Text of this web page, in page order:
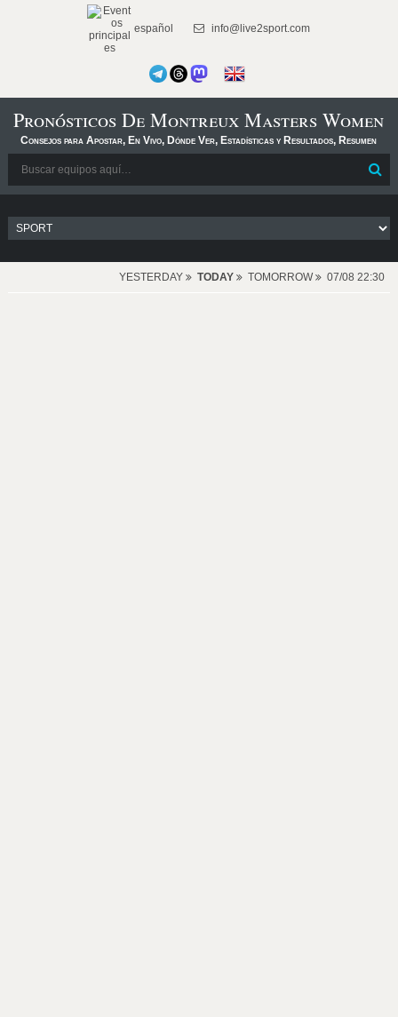
español info@live2sport.com
Pronósticos De Montreux Masters Women
Consejos para Apostar, En Vivo, Dónde Ver, Estadísticas y Resultados, Resumen
YESTERDAY TODAY TOMORROW 07/08 22:30